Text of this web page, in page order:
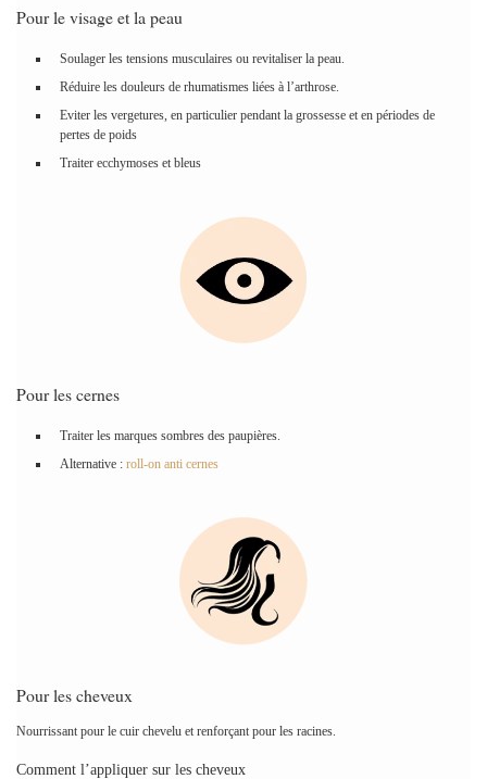
Pour le visage et la peau
Soulager les tensions musculaires ou revitaliser la peau.
Réduire les douleurs de rhumatismes liées à l’arthrose.
Eviter les vergetures, en particulier pendant la grossesse et en périodes de
pertes de poids
Traiter ecchymoses et bleus
Pour les cernes
Traiter les marques sombres des paupières.
Alternative : roll-on anti cernes
Pour les cheveux
Nourrissant pour le cuir chevelu et renforçant pour les racines.
Comment l’appliquer sur les cheveux